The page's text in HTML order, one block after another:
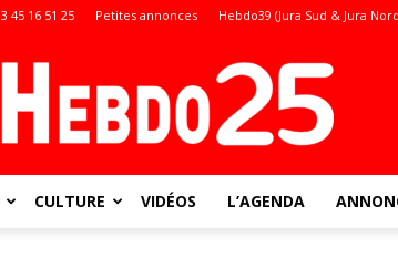
45 16 51 25 Petites annonces Hebdo39 (Jura Sud & Jura
CULTURE VIDÉOS L’AGENDA